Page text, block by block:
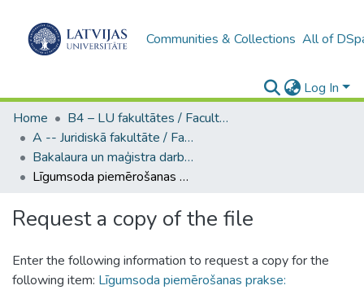
Communities & Collections All of
Log In
Home
B4 – LU fakultātes / Faculties of the UL
A -- Juridiskā fakultāte / Faculty of Law
Bakalaura un maģistra darbi (JF) / Bachelor's and Master's theses
Līgumsoda piemērošanas prakse: samērīguma novērtējums, efektivitāte un nākotnes izredzes līgumsoda institūta likvidēšanai.
Request a copy of the file
Enter the following information to request a copy for the
following item: Līgumsoda piemērošanas prakse: